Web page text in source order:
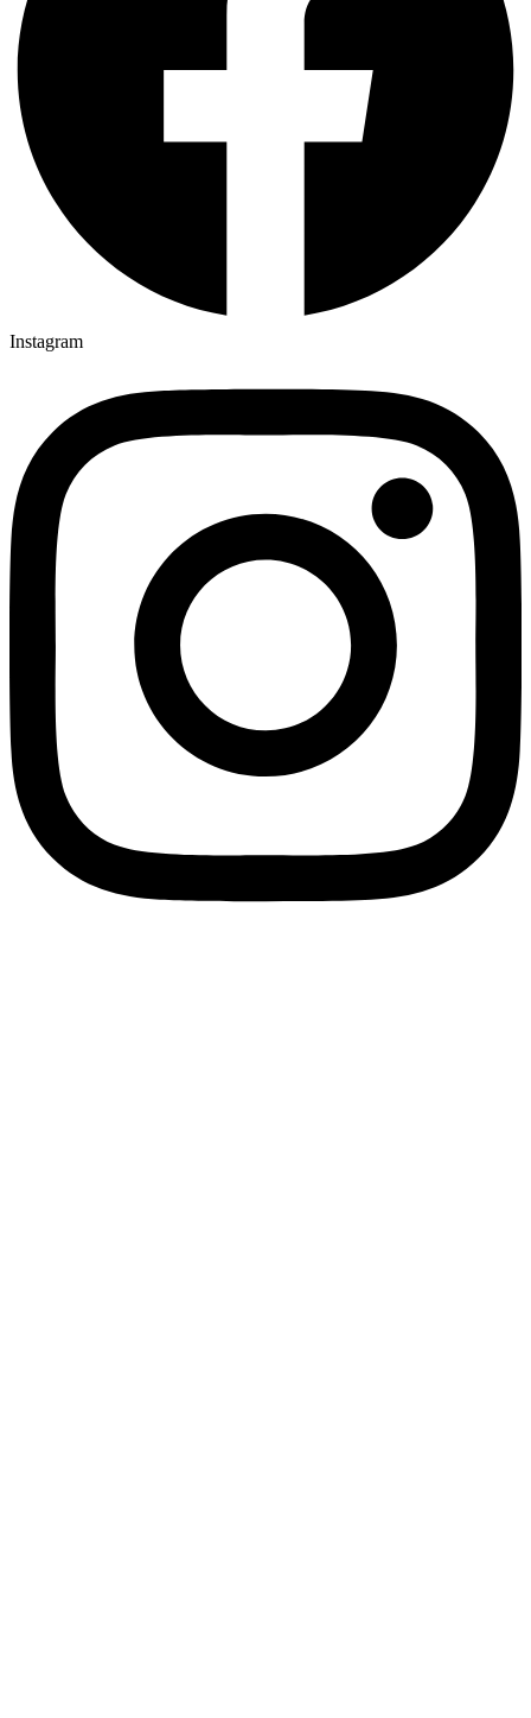
Instagram